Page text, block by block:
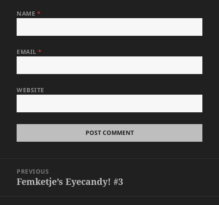
NAME *
EMAIL*
WEBSITE
navigation
PREVIOUS
Previous
Femketje’s Eyecandy! #3